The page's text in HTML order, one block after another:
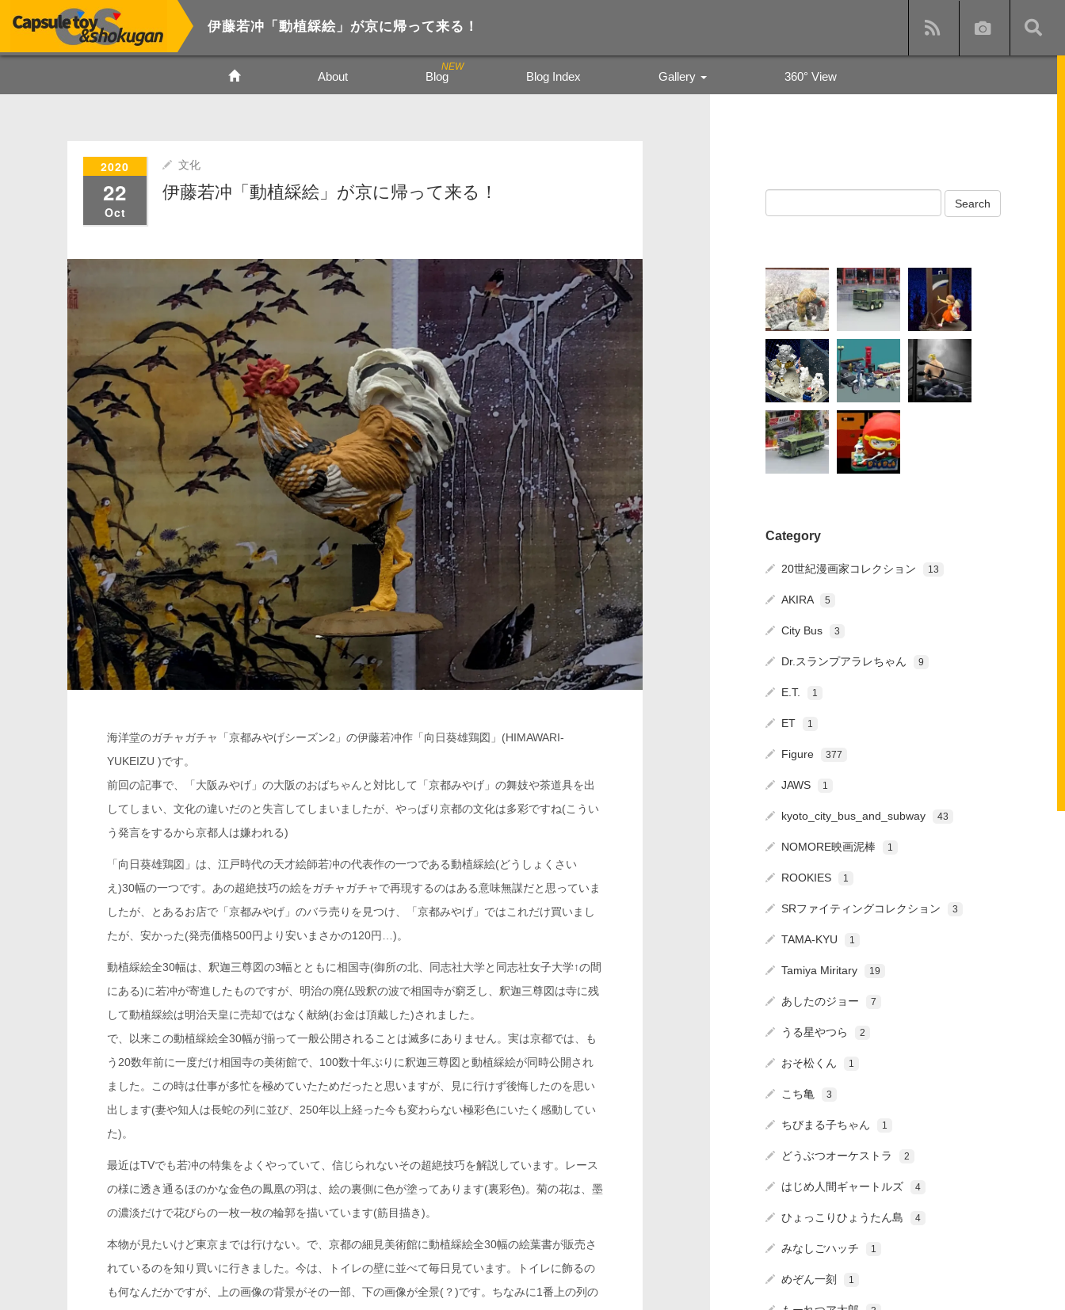
伊藤若冲「動植綵絵」が京に帰って来る！
About Blog Blog Index Gallery 360° View
2020
22
Oct
文化
伊藤若冲「動植綵絵」が京に帰って来る！
海洋堂のガチャガチャ「京都みやげシーズン2」の伊藤若冲作「向日葵雄鶏図」(HIMAWARI-
YUKEIZU )です。
前回の記事で、「大阪みやげ」の大阪のおばちゃんと対比して「京都みやげ」の舞妓や茶道具を出
してしまい、文化の違いだのと失言してしまいましたが、やっぱり京都の文化は多彩ですね(こうい
う発言をするから京都人は嫌われる)
「向日葵雄鶏図」は、江戸時代の天才絵師若冲の代表作の一つである動植綵絵(どうしょくさい
え)30幅の一つです。あの超絶技巧の絵をガチャガチャで再現するのはある意味無謀だと思っていま
したが、とあるお店で「京都みやげ」のバラ売りを見つけ、「京都みやげ」ではこれだけ買いまし
たが、安かった(発売価格500円より安いまさかの120円…)。
動植綵絵全30幅は、釈迦三尊図の3幅とともに相国寺(御所の北、同志社大学と同志社女子大学↑の間
にある)に若冲が寄進したものですが、明治の廃仏毀釈の波で相国寺が窮乏し、釈迦三尊図は寺に残
して動植綵絵は明治天皇に売却ではなく献納(お金は頂戴した)されました。
で、以来この動植綵絵全30幅が揃って一般公開されることは滅多にありません。実は京都では、も
う20数年前に一度だけ相国寺の美術館で、100数十年ぶりに釈迦三尊図と動植綵絵が同時公開され
ました。この時は仕事が多忙を極めていたためだったと思いますが、見に行けず後悔したのを思い
出します(妻や知人は長蛇の列に並び、250年以上経った今も変わらない極彩色にいたく感動してい
た)。
最近はTVでも若冲の特集をよくやっていて、信じられないその超絶技巧を解説しています。レース
の様に透き通るほのかな金色の鳳凰の羽は、絵の裏側に色が塗ってあります(裏彩色)。菊の花は、墨
の濃淡だけで花びらの一枚一枚の輪郭を描いています(筋目描き)。
本物が見たいけど東京までは行けない。で、京都の細見美術館に動植綵絵全30幅の絵葉書が販売さ
れているのを知り買いに行きました。今は、トイレの壁に並べて毎日見ています。トイレに飾るの
も何なんだかですが、上の画像の背景がその一部、下の画像が全景(？)です。ちなみに1番上の列の
Category
20世紀漫画家コレクション 13
AKIRA 5
City Bus 3
Dr.スランプアラレちゃん 9
E.T. 1
ET 1
Figure 377
JAWS 1
kyoto_city_bus_and_subway 43
NOMORE映画泥棒 1
ROOKIES 1
SRファイティングコレクション 3
TAMA-KYU 1
Tamiya Miritary 19
あしたのジョー 7
うる星やつら 2
おそ松くん 1
こち亀 3
ちびまる子ちゃん 1
どうぶつオーケストラ 2
はじめ人間ギャートルズ 4
ひょっこりひょうたん島 4
みなしごハッチ 1
めぞん一刻 1